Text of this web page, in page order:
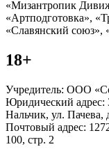
«Мизантропик
«Артподготовка»,
«Славянский союз»,
18+
Учредитель: ООО
Юридический адрес:
Нальчик, ул. Пачева,
Почтовый адрес:
100, стр. 2